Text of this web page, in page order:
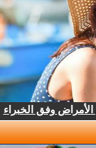
وفق الخبراء